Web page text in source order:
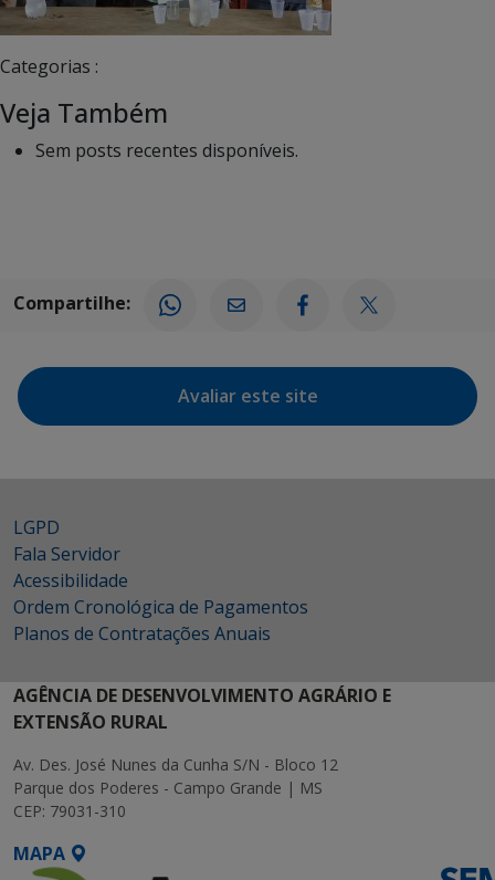
Categorias :
Veja Também
Sem posts recentes disponíveis.
Compartilhe:
Avaliar este site
LGPD
Fala Servidor
Acessibilidade
Ordem Cronológica de Pagamentos
Planos de Contratações Anuais
AGÊNCIA DE DESENVOLVIMENTO AGRÁRIO E
EXTENSÃO RURAL
Av. Des. José Nunes da Cunha S/N - Bloco 12
Parque dos Poderes - Campo Grande | MS
CEP: 79031-310
MAPA